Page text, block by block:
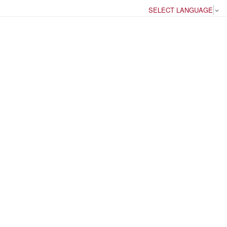
SELECT LANGUAGE